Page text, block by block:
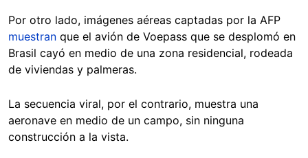
Por otro lado, imágenes aéreas captadas por la AFP
muestran que el avión de Voepass que se desplomó en
Brasil cayó en medio de una zona residencial, rodeada
de viviendas y palmeras.
La secuencia viral, por el contrario, muestra una
aeronave en medio de un campo, sin ninguna
construcción a la vista.